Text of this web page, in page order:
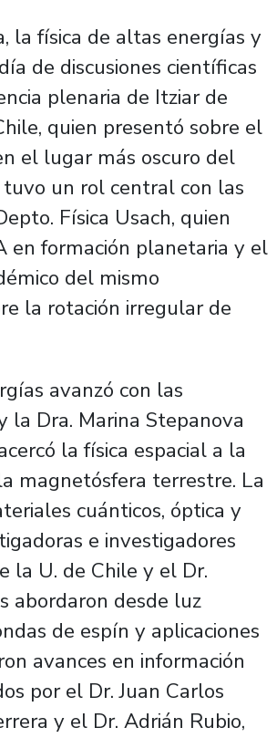
la física de altas energías y
de discusiones científicas
plenaria de Itziar de
quien presentó sobre el
el lugar más oscuro del
un rol central con las
Física Usach, quien
en formación planetaria y el
del mismo
la rotación irregular de
avanzó con las
la Dra. Marina Stepanova
la física espacial a la
magnetósfera terrestre. La
cuánticos, óptica y
e investigadores
la U. de Chile y el Dr.
abordaron desde luz
de espín y aplicaciones
avances en información
por el Dr. Juan Carlos
y el Dr. Adrián Rubio,